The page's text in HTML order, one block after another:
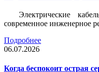
Электрические
современное инженерное
Подробнее
06.07.2026
Когда беспокоит острая